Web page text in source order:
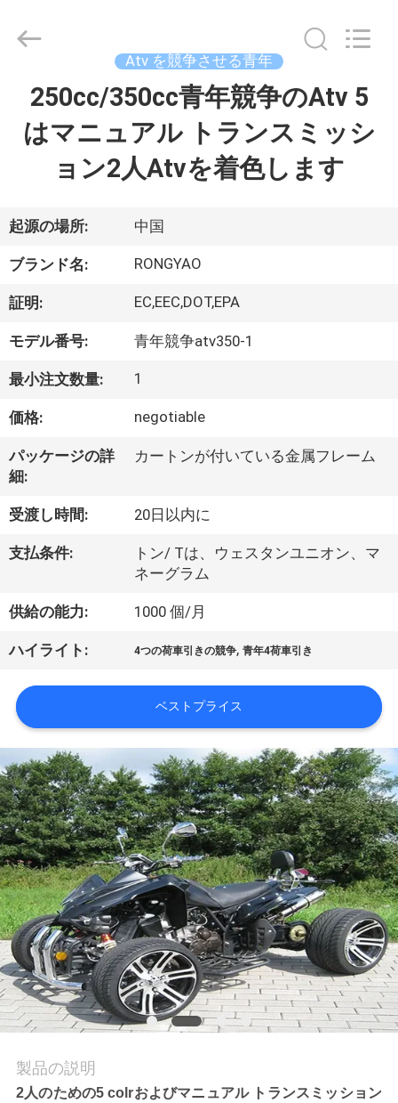
ダ
ク
ト
私
に
つ
い
て
工
場
行
品
質
管
理
私
達
に
絡
Shanghai
Rongyao
Reserved.
Atv を競争させる青年
250cc/350cc青年競争のAtv 5
はマニュアル トランスミッシ
ョン2人Atvを着色します
起源の場所: 中国
ブランド名: RONGYAO
証明: EC,EEC,DOT,EPA
モデル番号: 青年競争atv350-1
最小注文数量: 1
価格: negotiable
パッケージの詳
細:
カートンが付いている金属フレーム
受渡し時間: 20日以内に
支払条件:
トン/ Tは、ウェスタンユニオン、マ
ネーグラム
供給の能力: 1000 個/月
ハイライト: 4つの荷車引きの競争,青年4荷車引き
ベストプライス
製品の説明
2人のための5 colrおよびマニュアル トランスミッション